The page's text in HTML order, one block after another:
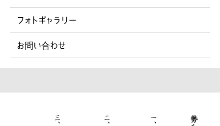
フォトギャラリー
お問い合わせ